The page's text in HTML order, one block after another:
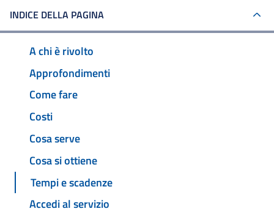
INDICE DELLA PAGINA
A chi è rivolto
Approfondimenti
Come fare
Costi
Cosa serve
Cosa si ottiene
Tempi e scadenze
Accedi al servizio